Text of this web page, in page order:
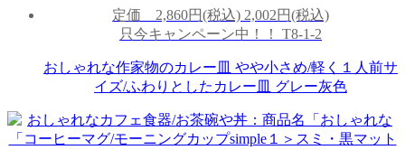
定価 2,860円(税込) 2,002円(税込)
只今キャンペーン中！！ T8-1-2
おしゃれな作家物のカレー皿 やや小さめ/軽く１人前サ
イズ/ふわりとしたカレー皿 グレー灰色